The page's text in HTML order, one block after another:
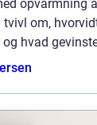
opvarmning
tvivl om,
og hvad